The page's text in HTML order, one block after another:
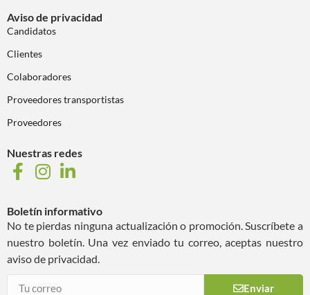
Aviso de privacidad
Candidatos
Clientes
Colaboradores
Proveedores transportistas
Proveedores
Nuestras redes
Boletín informativo
No te pierdas ninguna actualización o promoción. Suscríbete a
nuestro boletín. Una vez enviado tu correo, aceptas nuestro
aviso de privacidad.
Enviar